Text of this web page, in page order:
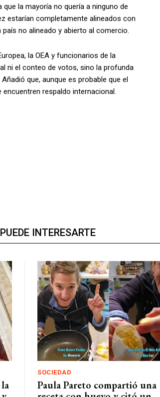
la mayoría no quería a ninguno de
estarían completamente alineados con
no alineado y abierto al comercio.
la OEA y funcionarios de la
ni el conteo de votos, sino la profunda
que, aunque es probable que el
respaldo internacional.
INTERESARTE
SOCIEDAD
Paula Pareto compartió una